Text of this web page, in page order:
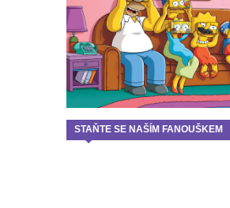
STAŇTE SE NAŠÍM FANOUŠKEM